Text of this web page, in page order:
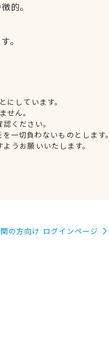
的。
。
しています。
せん。
ください。
一切負わないものとします。
うお願いいたします。
の方向け ログインページ